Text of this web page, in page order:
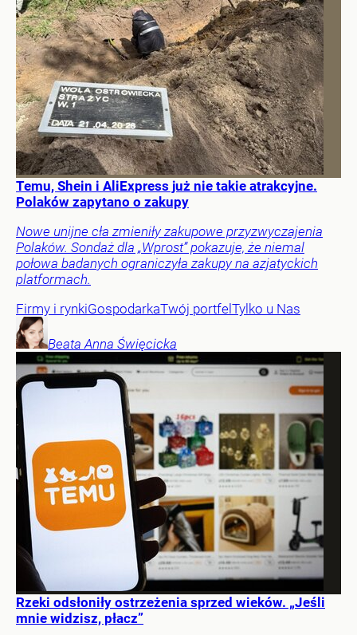
Temu, Shein i AliExpress już nie takie atrakcyjne.
Polaków zapytano o zakupy
Nowe unijne cła zmieniły zakupowe przyzwyczajenia
Polaków. Sondaż dla „Wprost” pokazuje, że niemal
połowa badanych ograniczyła zakupy na azjatyckich
platformach.
Firmy i rynkiGospodarkaTwój portfel Tylko u Nas
Beata Anna Święcicka
Rzeki odsłoniły ostrzeżenia sprzed wieków. „Jeśli
mnie widzisz, płacz”